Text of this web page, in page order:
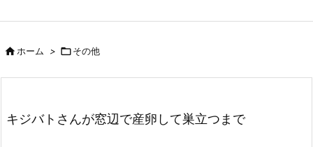
サイド

ホーム > その他
キジバトさんが窓辺で産卵して巣立つまで